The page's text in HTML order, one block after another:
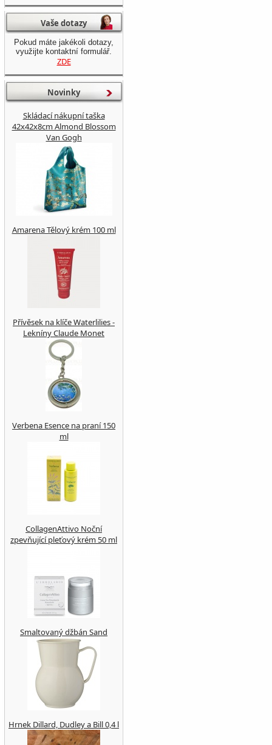
Vaše dotazy
Pokud máte jakékoli dotazy,
využijte kontaktní formulář.
ZDE
Novinky
Skládací nákupní taška
42x42x8cm Almond Blossom
Van Gogh
Amarena Tělový krém 100 ml
Přívěsek na klíče Waterlilies -
Lekníny Claude Monet
Verbena Esence na praní 150
ml
CollagenAttivo Noční
zpevňující pleťový krém 50 ml
Smaltovaný džbán Sand
Hrnek Dillard, Dudley a Bill 0,4 l